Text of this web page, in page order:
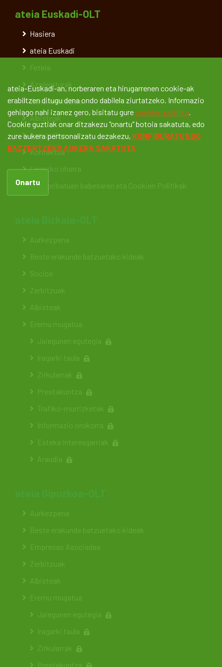
ateia Euskadi-OLT
Hasiera
ateia Euskadi
Feteia
Azpiegiturak
Dokumentazioa
Albisteak
Lan-poltsa
Kontaktua
Legezko oharra
Datu pribatuen babesaren eta Cookien Politikak
Aurkezpena
Beste erakunde batzuetako kideak
Socios
Zerbitzuak
Albisteak
Eremu mugatua
Jaiegunen egutegia
Iragarki taula
Zirkularrak
Prestakuntza
Trafiko-murrizketak
Informazio orokorra
Esteka interesgarriak
Araudia
Aurkezpena
Beste erakunde batzuetako kideak
Empresas Asociadas
Zerbitzuak
Albisteak
Eremu mugatua
Jaiegunen egutegia
Iragarki taula
Zirkularrak
Prestakuntza
ateia-Euskadi-an, norberaren eta hirugarrenen cookie-ak
erabiltzen ditugu dena ondo dabilela ziurtatzeko. Informazio
gehiago nahi izanez gero, bisitatu gure cookien politika
Cookie guztiak onar ditzakezu "onartu" botoia sakatuta, edo
zure aukera pertsonalizatu dezakezu, KONFIGURATU EDO
BAZTERTZEKO AUKERA SAKATUTA
Onartu